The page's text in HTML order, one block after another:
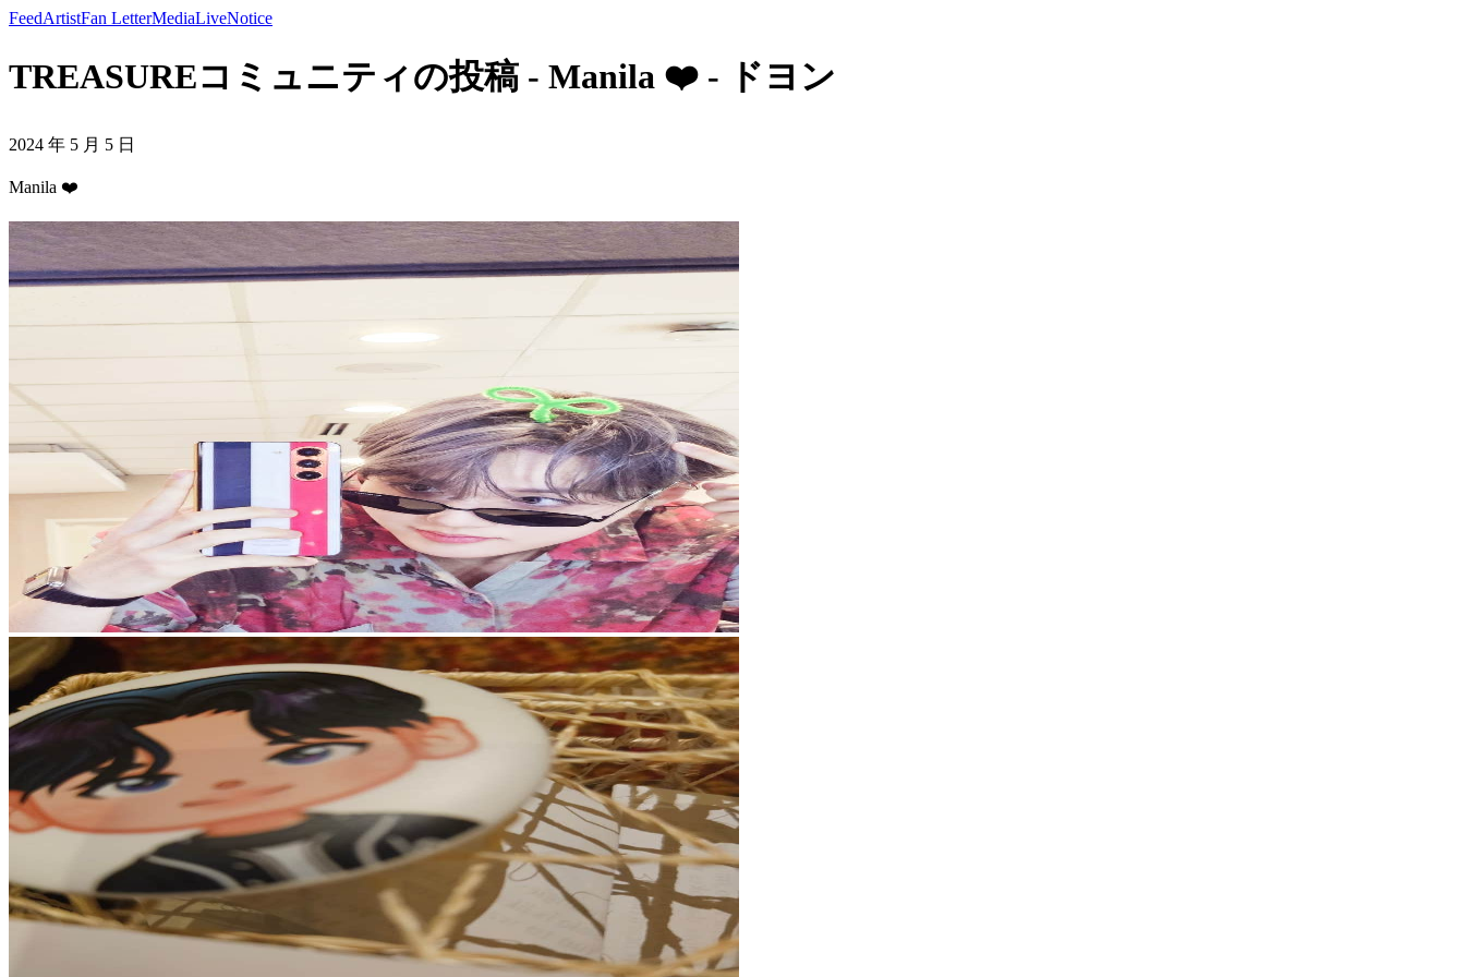
FeedArtistFan LetterMediaLiveNotice
TREASUREコミュニティの投稿 - Manila ❤️ - ドヨン
2024 年 5 月 5 日
Manila ❤️